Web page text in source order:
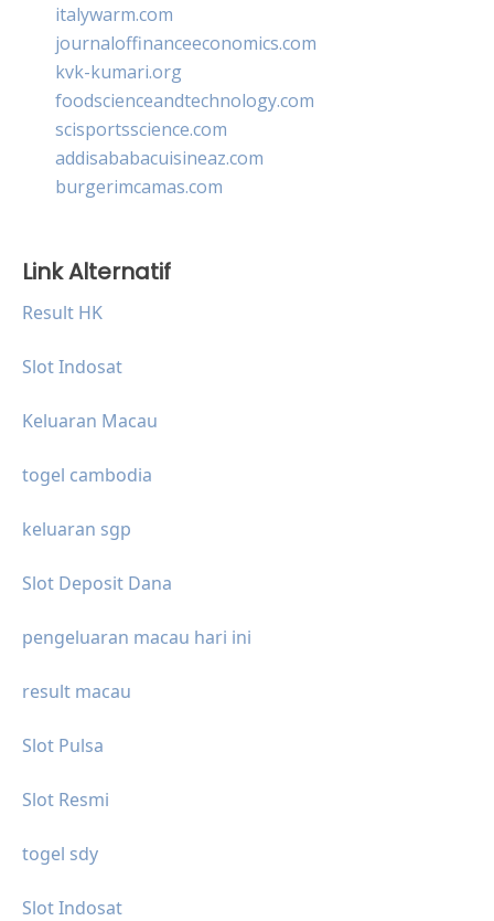
italywarm.com
journaloffinanceeconomics.com
kvk-kumari.org
foodscienceandtechnology.com
scisportsscience.com
addisababacuisineaz.com
burgerimcamas.com
Link Alternatif
Result HK
Slot Indosat
Keluaran Macau
togel cambodia
keluaran sgp
Slot Deposit Dana
pengeluaran macau hari ini
result macau
Slot Pulsa
Slot Resmi
togel sdy
Slot Indosat